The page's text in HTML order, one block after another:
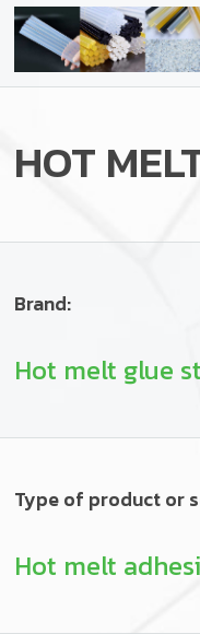
HOT
Brand:
Hot melt glue
Type of product or
Hot melt